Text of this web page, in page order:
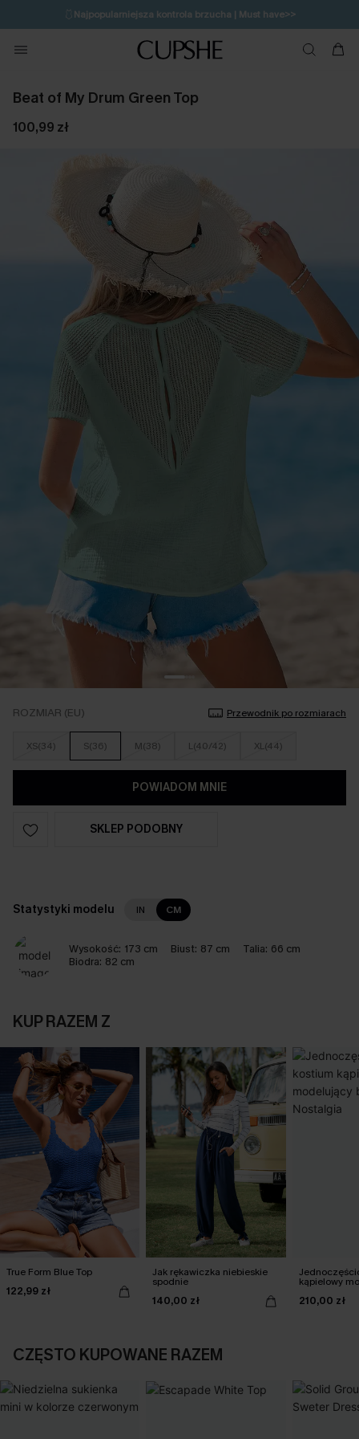
🩱Najpopularniejsza kontrola brzucha | Must have>>
🔥OSTATNIA SZANSA | Do 50% rabatu>>
💌Zapisz się i zyskaj do 20% rabatu>>
Beat of My Drum Green Top
100,99 zł
ROZMIAR (EU) Przewodnik po rozmiarach
XS(34) S(36) M(38) L(40/42) XL(44)
POWIADOM MNIE
SKLEP PODOBNY
Statystyki modelu IN CM
Wysokość: 173 cm Biust: 87 cm Talia: 66 cm
Biodra: 82 cm
KUP RAZEM Z
True Form Blue Top
122,99 zł
Jak rękawiczka niebieskie
spodnie
140,00 zł
kąpielowy
brzuch
210,00 zł
CZĘSTO KUPOWANE RAZEM